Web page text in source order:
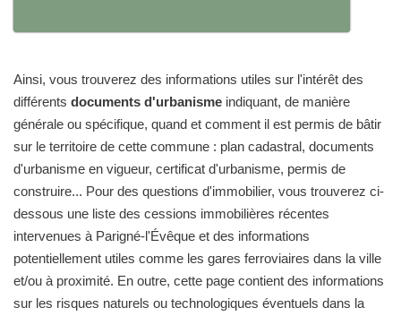
Ainsi, vous trouverez des informations utiles sur l'intérêt des
différents documents d'urbanisme indiquant, de manière
générale ou spécifique, quand et comment il est permis de bâtir
sur le territoire de cette commune : plan cadastral, documents
d'urbanisme en vigueur, certificat d'urbanisme, permis de
construire... Pour des questions d'immobilier, vous trouverez ci-
dessous une liste des cessions immobilières récentes
intervenues à Parigné-l'Évêque et des informations
potentiellement utiles comme les gares ferroviaires dans la ville
et/ou à proximité. En outre, cette page contient des informations
sur les risques naturels ou technologiques éventuels dans la